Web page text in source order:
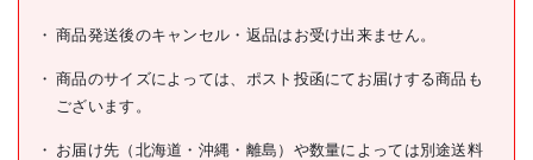
商品名
光モール 樹脂カラーアング
ル チョコ色 10×10×1000
型式 231
商品発送後のキャンセル・返品はお受け出来ません。
商品のサイズによっては、ポスト投函にてお届けする商品も
ございます。
お届け先（北海道・沖縄・離島）や数量によっては別途送料